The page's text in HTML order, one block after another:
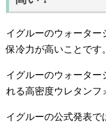
イグルーのウォーター
保冷力が高いことです。
イグルーのウォーター
れる高密度ウレタンフ
イグルーの公式発表で